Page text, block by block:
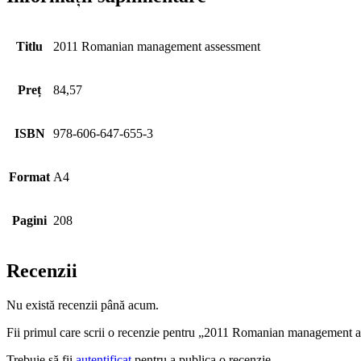
Titlu 2011 Romanian management assessment
Preț 84,57
ISBN 978-606-647-655-3
Format A4
Pagini 208
Recenzii
Nu există recenzii până acum.
Fii primul care scrii o recenzie pentru „2011 Romanian management